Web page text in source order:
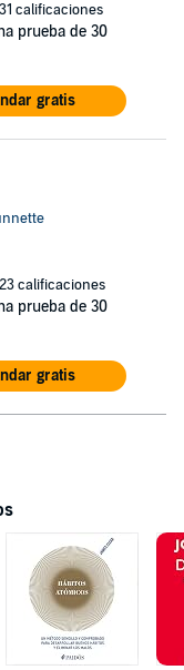
31 calificaciones
prueba de 30
gratis
23 calificaciones
prueba de 30
gratis